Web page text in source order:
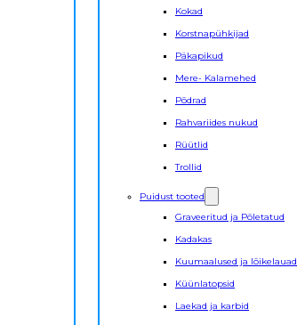
Kokad
Korstnapühkijad
Päkapikud
Mere- Kalamehed
Põdrad
Rahvariides nukud
Rüütlid
Trollid
Puidust tooted
Graveeritud ja Põletatud
Kadakas
Kuumaalused ja lõikelauad
Küünlatopsid
Laekad ja karbid